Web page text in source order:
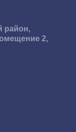
район,
2,